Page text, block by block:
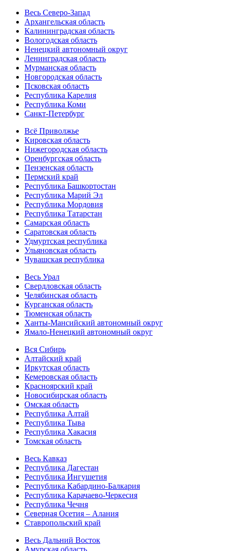
Весь Северо-Запад
Архангельская область
Калининградская область
Вологодская область
Ненецкий автономный округ
Ленинградская область
Мурманская область
Новгородская область
Псковская область
Республика Карелия
Республика Коми
Санкт-Петербург
Всё Приволжье
Кировская область
Нижегородская область
Оренбургская область
Пензенская область
Пермский край
Республика Башкортостан
Республика Марий Эл
Республика Мордовия
Республика Татарстан
Самарская область
Саратовская область
Удмуртская республика
Ульяновская область
Чувашская республика
Весь Урал
Свердловская область
Челябинская область
Курганская область
Тюменская область
Ханты-Мансийский автономный округ
Ямало-Ненецкий автономный округ
Вся Сибирь
Алтайский край
Иркутская область
Кемеровская область
Красноярский край
Новосибирская область
Омская область
Республика Алтай
Республика Тыва
Республика Хакасия
Томская область
Весь Кавказ
Республика Дагестан
Республика Ингушетия
Республика Кабардино-Балкария
Республика Карачаево-Черкесия
Республика Чечня
Северная Осетия – Алания
Ставропольский край
Весь Дальний Восток
Амурская область